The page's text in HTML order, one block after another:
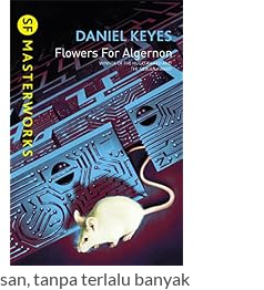
tanpa terlalu banyak